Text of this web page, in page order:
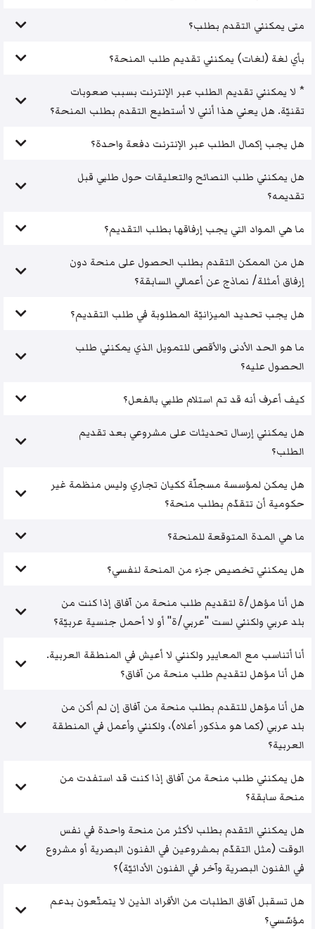
متى يمكنني التقدم بطلب؟
بأي لغة (لغات) يمكنني تقديم طلب المنحة؟
* لا يمكنني تقديم الطلب عبر الإنترنت بسبب صعوبات
تقنيّة. هل يعني هذا أنني لا أستطيع التقدم بطلب المنحة؟
هل يجب إكمال الطلب عبر الإنترنت دفعة واحدة؟
هل يمكنني طلب النصائح والتعليقات حول طلبي قبل
تقديمه؟
ما هي المواد التي يجب إرفاقها بطلب التقديم؟
هل من الممكن التقدم بطلب الحصول على منحة دون
إرفاق أمثلة/ نماذج عن أعمالي السابقة؟
هل يجب تحديد الميزانيّة المطلوبة في طلب التقديم؟
ما هو الحد الأدنى والأقصى للتمويل الذي يمكنني طلب
الحصول عليه؟
كيف أعرف أنه قد تم استلام طلبي بالفعل؟
هل يمكنني إرسال تحديثات على مشروعي بعد تقديم
الطلب؟
هل يمكن لمؤسسة مسجلّة ككيان تجاري وليس منظمة غير
حكومية أن تتقدّم بطلب منحة؟
ما هي المدة المتوقعة للمنحة؟
هل يمكنني تخصيص جزء من المنحة لنفسي؟
هل أنا مؤهل/ة لتقديم طلب منحة من آفاق إذا كنت من
بلد عربي ولكنني لست "عربي/ة" أو لا أحمل جنسية عربيّة؟
أنا أتناسب مع المعايير ولكنني لا أعيش في المنطقة العربية.
هل أنا مؤهل لتقديم طلب منحة من آفاق؟
هل أنا مؤهل للتقدم بطلب منحة من آفاق إن لم أكن من
بلد عربي (كما هو مذكور أعلاه)، ولكنني وأعمل في المنطقة
العربية؟
هل يمكنني طلب منحة من آفاق إذا كنت قد استفدت من
منحة سابقة؟
هل يمكنني التقدم بطلب لأكثر من منحة واحدة في نفس
الوقت (مثل التقدّم بمشروعين في الفنون البصرية أو مشروع
في الفنون البصرية وآخر في الفنون الأدائيّة)؟
هل تسقبل آفاق الطلبات من الأفراد الذين لا يتمتّعون بدعم
مؤسّسي؟